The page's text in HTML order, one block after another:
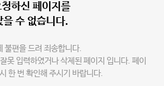
하신 페이지를
을 수 없습니다.
불편을 드려 죄송합니다.
못 입력하였거나 삭제된 페이지 입니다. 페이
한 번 확인해 주시기 바랍니다.